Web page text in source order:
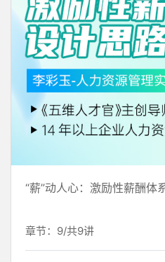
“薪”动人心：激励性薪酬体
章节：9/共9讲